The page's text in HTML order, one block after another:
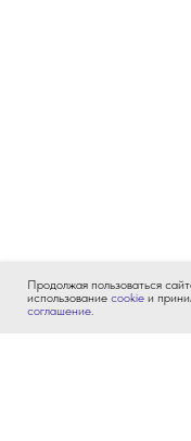
Продолжая пользоваться
использование cookie и
соглашение.